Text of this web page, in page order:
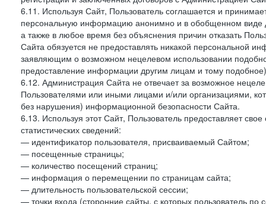
6.11. Используя Сайт, Пользователь соглашается и
персональную информацию анонимно и в обобщенном виде
а также в любое время без объяснения причин отказать
Сайта обязуется не предоставлять никакой персональной
заявляющим о возможном нецелевом использовании
предоставление информации другим лицам и тому
6.12. Администрация Сайта не отвечает за возможное
Пользователями или иными лицами и/или организациями,
без нарушения) информационной безопасности Сайта.
6.13. Используя этот Сайт, Пользователь предоставляет
статистических сведений:
— идентификатор пользователя, присваиваемый Сайтом;
— посещенные страницы;
— количество посещений страниц;
— информация о перемещении по страницам сайта;
— длительность пользовательской сессии;
— точки входа (сторонние сайты, с которых пользователь по